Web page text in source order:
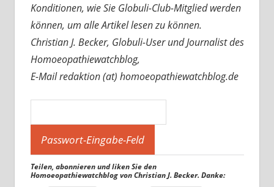
Konditionen, wie Sie Globuli-Club-Mitglied werden
können, um alle Artikel lesen zu können.
Christian J. Becker, Globuli-User und Journalist des
Homoeopathiewatchblog,
E-Mail redaktion (at) homoeopathiewatchblog.de
Teilen, abonnieren und liken Sie den
Homoeopathiewatchblog von Christian J. Becker. Danke: